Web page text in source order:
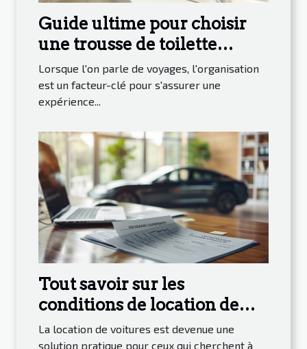
Guide ultime pour choisir
une trousse de toilette
homme pour voyager
Lorsque l'on parle de voyages, l'organisation
est un facteur-clé pour s'assurer une
expérience...
Tout savoir sur les
conditions de location de
voitures à des tarifs
La location de voitures est devenue une
solution pratique pour ceux qui cherchent à